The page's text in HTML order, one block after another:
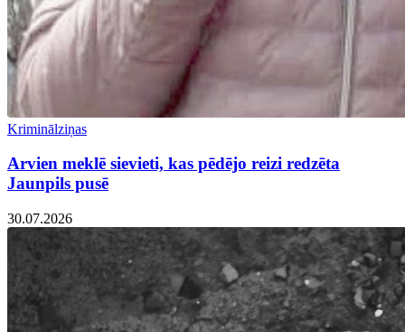
Kriminālziņas
Arvien meklē sievieti, kas pēdējo reizi redzēta
Jaunpils pusē
30.07.2026